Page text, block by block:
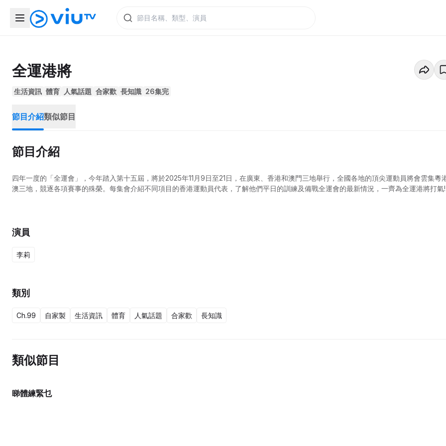
全運港將
生活資訊 體育 人氣話題 合家歡 長知識 26集完
節目介紹類似節目
節目介紹
四年一度的「全運會」，今年踏入第十五屆，將於2025年11月9日至21日，在廣東、香港和澳門三地舉行，全國各地的頂尖運動員將會雲集粵
澳三地，競逐各項賽事的殊榮。每集會介紹不同項目的香港運動員代表，了解他們平日的訓練及備戰全運會的最新情況，一齊為全運港將打氣!
演員
李莉
類別
Ch.99 自家製 生活資訊 體育 人氣話題 合家歡 長知識
類似節目
睇體練緊乜